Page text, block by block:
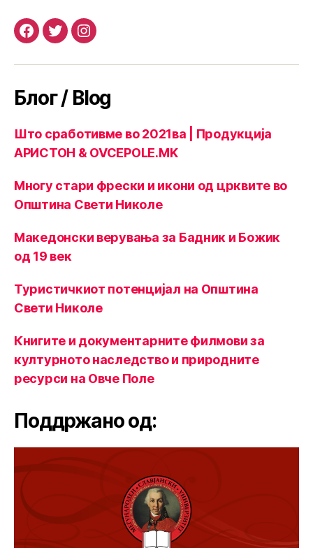
Facebook
TwitterInstagram
Блог / Blog
Што сработивме во 2021ва | Продукција
АРИСТОН & OVCEPOLE.MK
Многу стари фрески и икони од црквите во
Општина Свети Николе
Македонски верувања за Бадник и Божик
од 19 век
Туристичкиот потенцијал на Општина
Свети Николе
Книгите и документарните филмови за
културното наследство и природните
ресурси на Овче Поле
Поддржано од: